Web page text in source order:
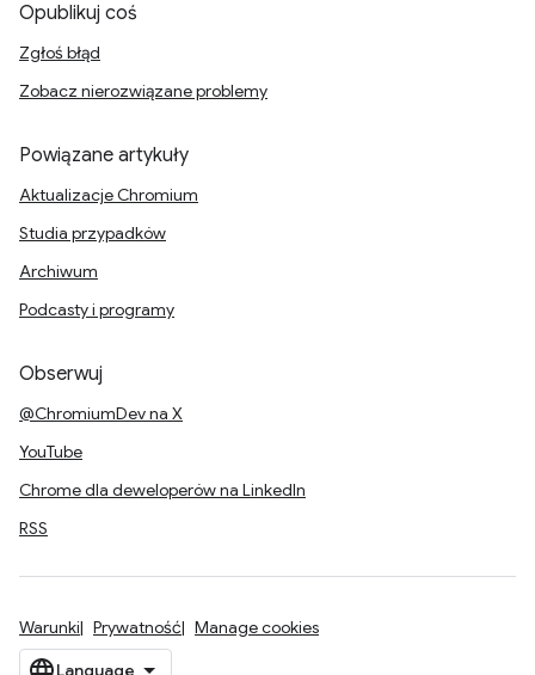
Opublikuj coś
Zgłoś błąd
Zobacz nierozwiązane problemy
Powiązane artykuły
Aktualizacje Chromium
Studia przypadków
Archiwum
Podcasty i programy
Obserwuj
@ChromiumDev na X
YouTube
Chrome dla deweloperów na LinkedIn
RSS
Warunki Prywatność Manage cookies